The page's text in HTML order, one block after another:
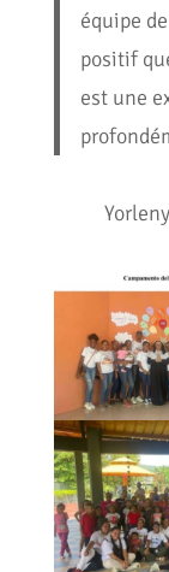
équipe
positif
est une